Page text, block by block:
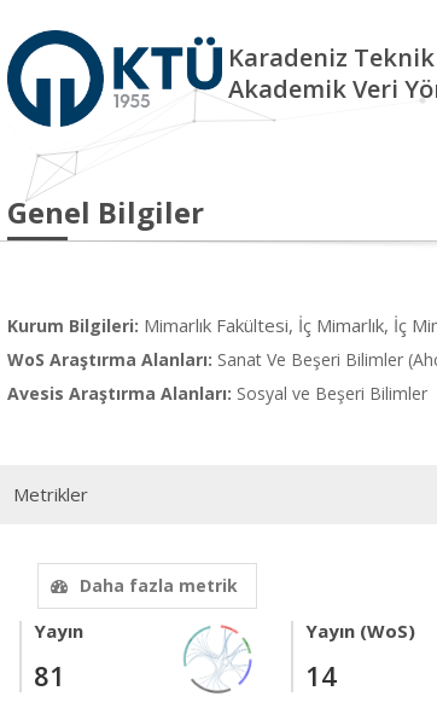
Karadeniz
Akademik Veri
Genel Bilgiler
Kurum Bilgileri: Mimarlık Fakültesi, İç Mimarlık, İç
WoS Araştırma Alanları: Sanat Ve Beşeri Bilimler
Avesis Araştırma Alanları: Sosyal ve Beşeri Bilimler
Metrikler
Daha fazla metrik
Yayın
81
Yayın (WoS)
14